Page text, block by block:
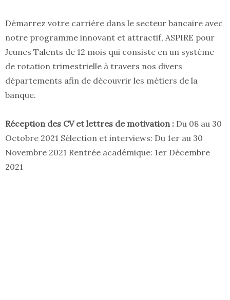
Démarrez votre carrière dans le secteur bancaire avec
notre programme innovant et attractif, ASPIRE pour
Jeunes Talents de 12 mois qui consiste en un système
de rotation trimestrielle à travers nos divers
départements afin de découvrir les métiers de la
banque.
Réception des CV et lettres de motivation : Du 08 au 30
Octobre 2021 Sélection et interviews: Du 1er au 30
Novembre 2021 Rentrée académique: 1er Décembre
2021